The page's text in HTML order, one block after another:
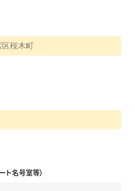
ト名号室等）